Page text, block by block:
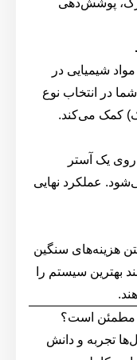
پوشش‌دهی
شیمیایی در
در انتخاب نوع
کمک می‌کند.
روی یک آستر
عملکرد نهایی
هزینه‌های سنگین
بهترین سیستم را
مطمئن است؟
تجربه و دانش